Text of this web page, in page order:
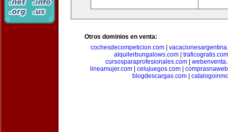
Otros dominios en venta:
cochesdecompeticion.com
alquilerbungalows.com| traficogratis.com
cursosparaprofesionales.com|
lineamujer.com| celujuegos.com|
blogdescargas.com|